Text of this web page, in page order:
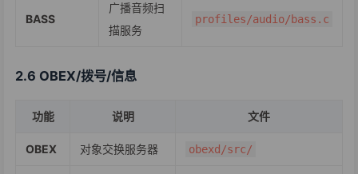
BASS
广播音频扫
描服务
profiles/audio/bass.c
2.6 OBEX/拨号/信息
功能 说明 文件
OBEX 对象交换服务器 obexd/src/